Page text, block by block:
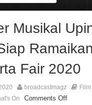
Beatles & Queen – feat.
Musikal
Ramaikan
Fair 2020
broadcastmagz
On Comments Off